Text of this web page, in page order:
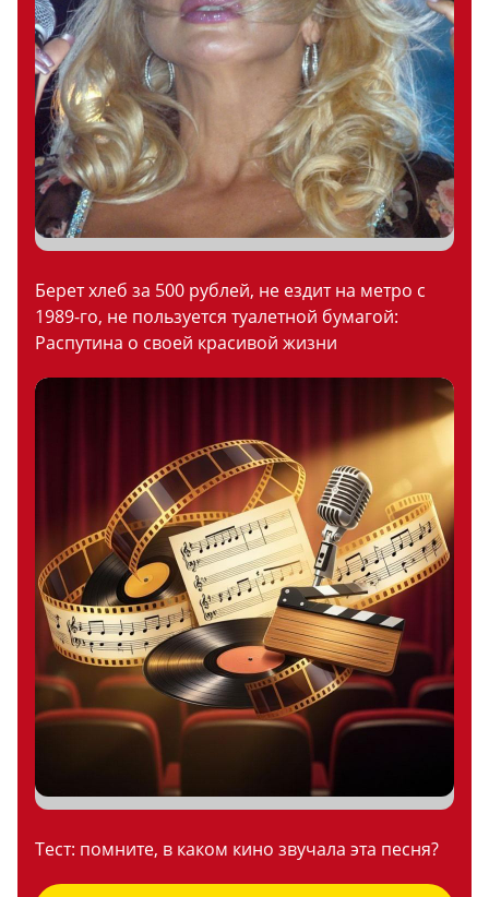
Берет хлеб за 500 рублей, не ездит на метро с
1989-го, не пользуется туалетной бумагой:
Распутина о своей красивой жизни
Тест: помните, в каком кино звучала эта песня?